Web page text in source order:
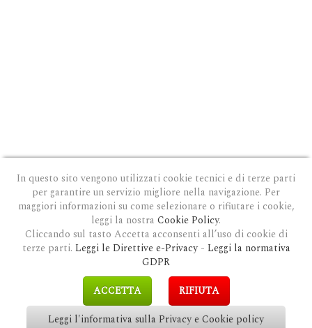
PRIVACY E COOKIE POLICY | COOKIE POLICY|CONDIZIONI GENERALI D'USO|GDPR
| GDPR RICHIESTA CANCELLAZIONE
COPYRIGHT © 2018 CLAUDIOSGARBI.COM - TUTTI I DIRITTI RISERVATI.
SITE BYGUALDI PROMOTION&LP-STUDIO
In questo sito vengono utilizzati cookie tecnici e di terze parti
per garantire un servizio migliore nella navigazione. Per
maggiori informazioni su come selezionare o rifiutare i cookie,
leggi la nostra Cookie Policy.
Cliccando sul tasto Accetta acconsenti all’uso di cookie di
terze parti. Leggi le Direttive e-Privacy- Leggi la normativa
GDPR
ACCETTA
RIFIUTA
Leggi l'informativa sulla Privacy e Cookie policy